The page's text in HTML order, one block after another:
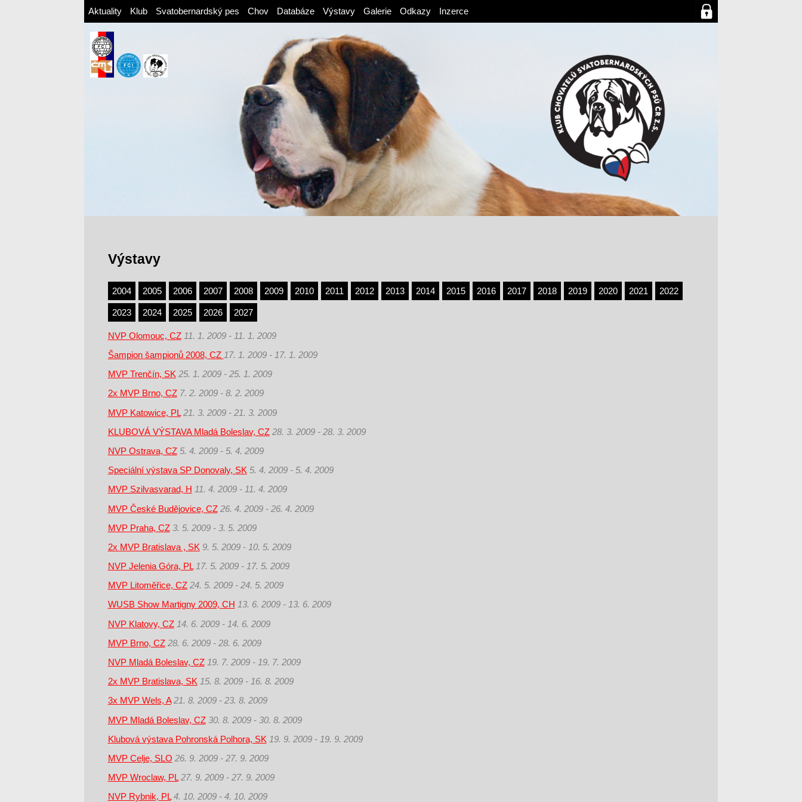
Aktuality Klub Svatobernardský pes Chov Databáze Výstavy Galerie Odkazy Inzerce
Výstavy
2004 2005 2006 2007 2008 2009 2010 2011 2012 2013 2014 2015 2016 2017 2018 2019 2020 2021 2022
2023 2024 2025 2026 2027
NVP Olomouc, CZ 11. 1. 2009 - 11. 1. 2009
Šampion šampionů 2008, CZ 17. 1. 2009 - 17. 1. 2009
MVP Trenčín, SK 25. 1. 2009 - 25. 1. 2009
2x MVP Brno, CZ 7. 2. 2009 - 8. 2. 2009
MVP Katowice, PL 21. 3. 2009 - 21. 3. 2009
KLUBOVÁ VÝSTAVA Mladá Boleslav, CZ 28. 3. 2009 - 28. 3. 2009
NVP Ostrava, CZ 5. 4. 2009 - 5. 4. 2009
Speciální výstava SP Donovaly, SK 5. 4. 2009 - 5. 4. 2009
MVP Szilvasvarad, H 11. 4. 2009 - 11. 4. 2009
MVP České Budějovice, CZ 26. 4. 2009 - 26. 4. 2009
MVP Praha, CZ 3. 5. 2009 - 3. 5. 2009
2x MVP Bratislava , SK 9. 5. 2009 - 10. 5. 2009
NVP Jelenia Góra, PL 17. 5. 2009 - 17. 5. 2009
MVP Litoměřice, CZ 24. 5. 2009 - 24. 5. 2009
WUSB Show Martigny 2009, CH 13. 6. 2009 - 13. 6. 2009
NVP Klatovy, CZ 14. 6. 2009 - 14. 6. 2009
MVP Brno, CZ 28. 6. 2009 - 28. 6. 2009
NVP Mladá Boleslav, CZ 19. 7. 2009 - 19. 7. 2009
2x MVP Bratislava, SK 15. 8. 2009 - 16. 8. 2009
3x MVP Wels, A 21. 8. 2009 - 23. 8. 2009
MVP Mladá Boleslav, CZ 30. 8. 2009 - 30. 8. 2009
Klubová výstava Pohronská Polhora, SK 19. 9. 2009 - 19. 9. 2009
MVP Celje, SLO 26. 9. 2009 - 27. 9. 2009
MVP Wroclaw, PL 27. 9. 2009 - 27. 9. 2009
NVP Rybnik, PL 4. 10. 2009 - 4. 10. 2009